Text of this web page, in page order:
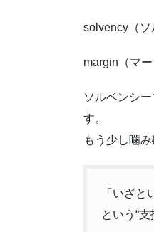
solvency（ソ
margin（マ
ソルベンシー
す。
もう少し噛み
「いざと
という“